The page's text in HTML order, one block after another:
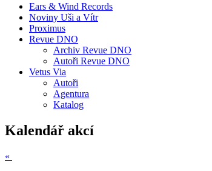
Ears & Wind Records
Noviny Uši a Vítr
Proximus
Revue DNO
Archiv Revue DNO
Autoři Revue DNO
Vetus Via
Autoři
Agentura
Katalog
Kalendář akcí
«